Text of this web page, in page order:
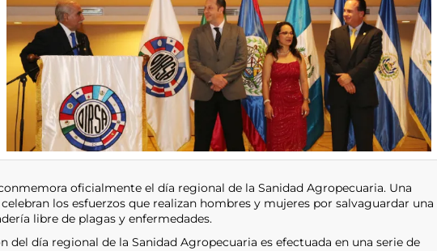
oficialmente el día regional de la Sanidad Agropecuaria. Una
los esfuerzos que realizan hombres y mujeres por salvaguardar una
libre de plagas y enfermedades.
del día regional de la Sanidad Agropecuaria es efectuada en una serie de